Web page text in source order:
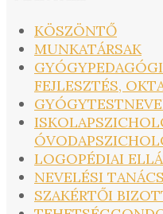
KÖSZÖNTŐ
MUNKATÁRSAK
FEJLESZTÉS,
LOGOPÉDIAI
NEVELÉSI
SZAKÉRTŐI